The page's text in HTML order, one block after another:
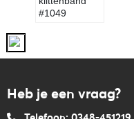
Heb je een vraag?